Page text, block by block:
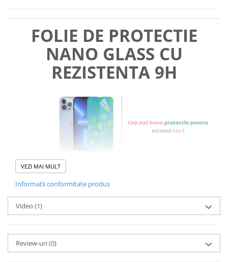
FOLIE DE PROTECTIE
NANO GLASS CU
REZISTENTA 9H
Foliile noastre sunt
tu.
Materialul folosit in
VEZI MAI MULT
Informatii conformitate produs
Video (1)
Review-uri(0)